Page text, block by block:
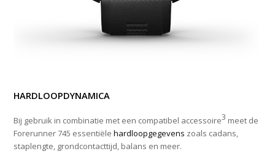
HARDLOOPDYNAMICA
Bij gebruik in combinatie met een compatibel accessoire3 meet de
Forerunner 745 essentiëlehardloopgegevens zoals cadans,
staplengte, grondcontacttijd, balans en meer.